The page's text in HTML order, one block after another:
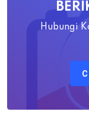
Pertanahan
Kota
Hubungi